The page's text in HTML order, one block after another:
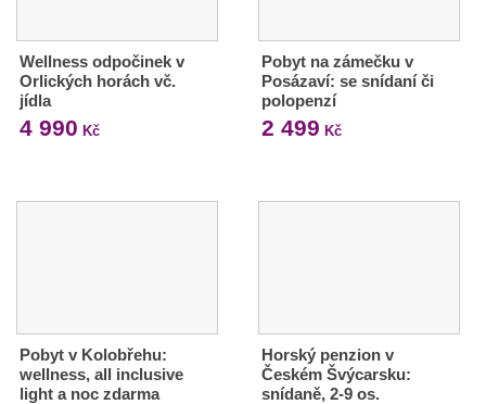
Wellness odpočinek v
Orlických horách vč.
jídla
4 990 Kč
Pobyt na zámečku v
Posázaví: se snídaní či
polopenzí
2 499 Kč
Pobyt v Kolobřehu:
wellness, all inclusive
light a noc zdarma
Horský penzion v
Českém Švýcarsku:
snídaně, 2-9 os.